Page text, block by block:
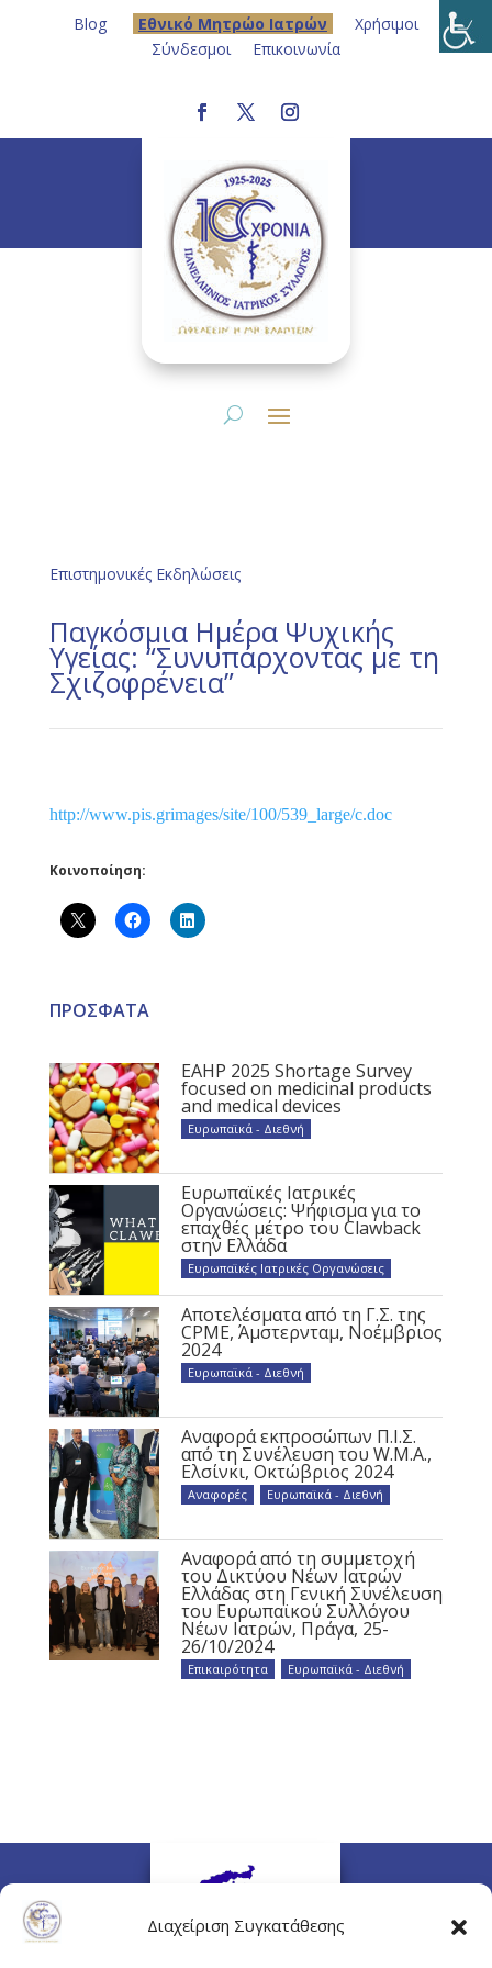
Διαχείριση Συγκατάθεσης
Blog Eθνικό Μητρώο Ιατρών
Χρήσιμοι
Σύνδεσμοι
Επικοινωνία
Επιστημονικές Εκδηλώσεις
Παγκόσμια Ημέρα Ψυχικής
Υγείας: “Συνυπάρχοντας με τη
Σχιζοφρένεια”
http://www.pis.grimages/site/100/539_large/c.doc
Κοινοποίηση:
ΠΡΟΣΦΑΤΑ
EAHP 2025 Shortage Survey
focused on medicinal products
and medical devices
Ευρωπαϊκά - Διεθνή
Ευρωπαϊκές Ιατρικές
Οργανώσεις: Ψήφισμα για το
επαχθές μέτρο του Clawback
στην Ελλάδα
Ευρωπαϊκές Ιατρικές Οργανώσεις
Αποτελέσματα από τη Γ.Σ. της
CPME, Άμστερνταμ, Νοέμβριος
2024
Ευρωπαϊκά - Διεθνή
Αναφορά εκπροσώπων Π.Ι.Σ.
από τη Συνέλευση του W.M.A.,
Ελσίνκι, Οκτώβριος 2024
Αναφορές Ευρωπαϊκά - Διεθνή
Αναφορά από τη συμμετοχή
του Δικτύου Νέων Ιατρών
Ελλάδας στη Γενική Συνέλευση
του Ευρωπαϊκού Συλλόγου
Νέων Ιατρών, Πράγα, 25-
26/10/2024
Επικαιρότητα Ευρωπαϊκά - Διεθνή